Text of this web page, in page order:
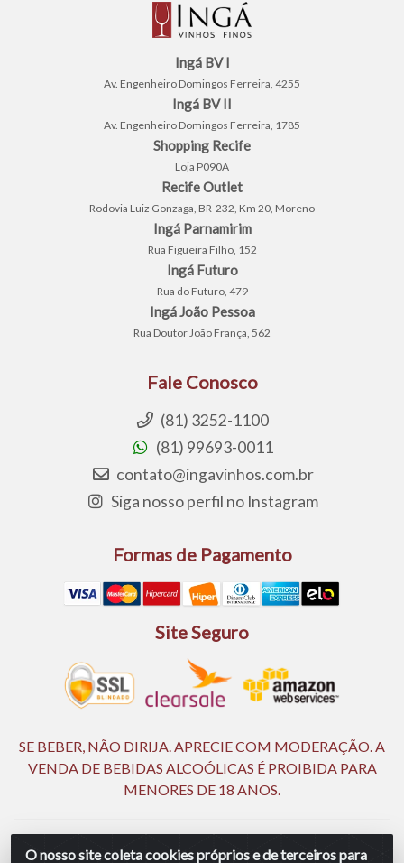
O nosso site coleta cookies próprios e de terceiros para
Ingá BV I
Av. Engenheiro Domingos Ferreira, 4255
Ingá BV II
Av. Engenheiro Domingos Ferreira, 1785
Shopping Recife
Loja P090A
Recife Outlet
Rodovia Luiz Gonzaga, BR-232, Km 20, Moreno
Ingá Parnamirim
Rua Figueira Filho, 152
Ingá Futuro
Rua do Futuro, 479
Ingá João Pessoa
Rua Doutor João França, 562
Fale Conosco
(81) 3252-1100
(81) 99693-0011
contato@ingavinhos.com.br
Siga nosso perfil no Instagram
Formas de Pagamento
Site Seguro
SE BEBER, NÃO DIRIJA. APRECIE COM MODERAÇÃO. A
VENDA DE BEBIDAS ALCOÓLICAS É PROIBIDA PARA
MENORES DE 18 ANOS.
Ingá Distribuidora Ltda | CNPJ 05.390.477/0002-25 - Rod BR